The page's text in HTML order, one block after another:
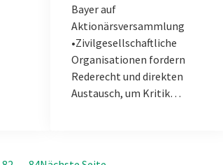
Bayer auf
Aktionärsversammlung
•Zivilgesellschaftliche
Organisationen fordern
Rederecht und direkten
Austausch, um Kritik…